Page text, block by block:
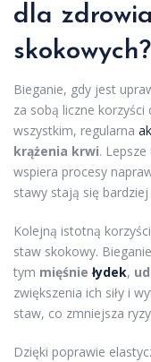
dla
skokowych?
Bieganie, gdy jest
za sobą liczne
wszystkim, regularna
krążenia krwi.
wspiera procesy
stawy stają się
Kolejną istotną
staw skokowy.
tym mięśnie łydek,
zwiększenia ich siły i
staw, co zmniejsza
Dzięki poprawie